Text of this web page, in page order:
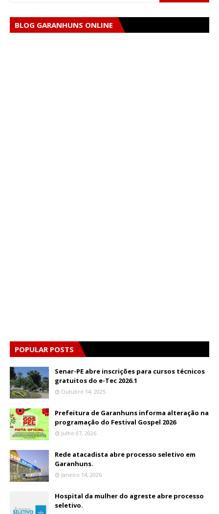
BLOG GARANHUNS ONLINE
POPULAR POSTS
Senar-PE abre inscrições para cursos técnicos
gratuitos do e-Tec 2026.1
Outubro 14, 2025
Prefeitura de Garanhuns informa alteração na
programação do Festival Gospel 2026
Julho 07, 2026
Rede atacadista abre processo seletivo em
Garanhuns.
Janeiro 14, 2026
Hospital da mulher do agreste abre processo
seletivo.